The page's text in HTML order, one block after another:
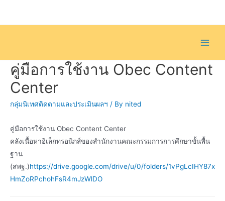
คู่มือการใช้งาน Obec Content
Center
กลุ่มนิเทศติดตามและประเมินผลฯ / By nited
คู่มือการใช้งาน Obec Content Center
คลังเนื้อหาอิเล็กทรอนิกส์ของสำนักงานคณะกรรมการการศึกษาขั้นพื้น
ฐาน
(สพฐ.)https://drive.google.com/drive/u/0/folders/1vPgLcIHY87x
HmZoRPchohFsR4mJzWlDO